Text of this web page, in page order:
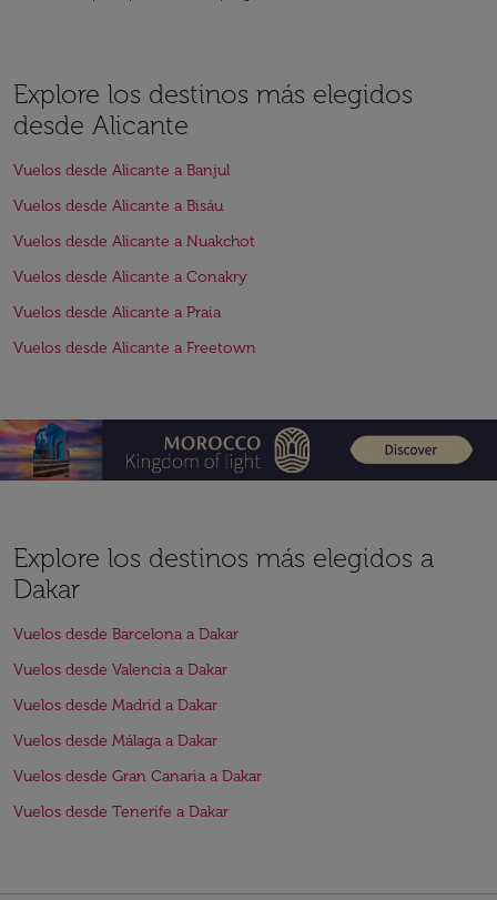
Explore los destinos más elegidos
desde Alicante
Vuelos desde Alicante a Banjul
Vuelos desde Alicante a Bisáu
Vuelos desde Alicante a Nuakchot
Vuelos desde Alicante a Conakry
Vuelos desde Alicante a Praia
Vuelos desde Alicante a Freetown
Explore los destinos más elegidos a
Dakar
Vuelos desde Barcelona a Dakar
Vuelos desde Valencia a Dakar
Vuelos desde Madrid a Dakar
Vuelos desde Málaga a Dakar
Vuelos desde Gran Canaria a Dakar
Vuelos desde Tenerife a Dakar